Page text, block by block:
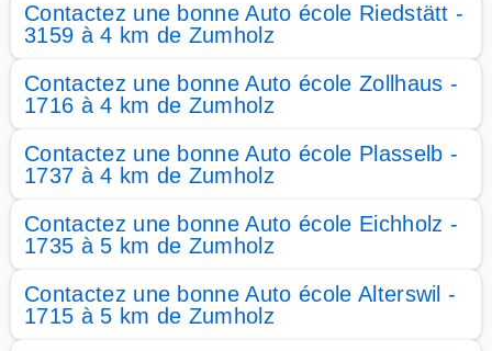
Contactez une bonne Auto école Riedstätt -
3159 à 4 km de Zumholz
Contactez une bonne Auto école Zollhaus -
1716 à 4 km de Zumholz
Contactez une bonne Auto école Plasselb -
1737 à 4 km de Zumholz
Contactez une bonne Auto école Eichholz -
1735 à 5 km de Zumholz
Contactez une bonne Auto école Alterswil -
1715 à 5 km de Zumholz